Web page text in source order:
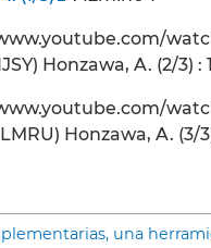
Honzawa, A. (2/3) :
Honzawa, A. (3/
una